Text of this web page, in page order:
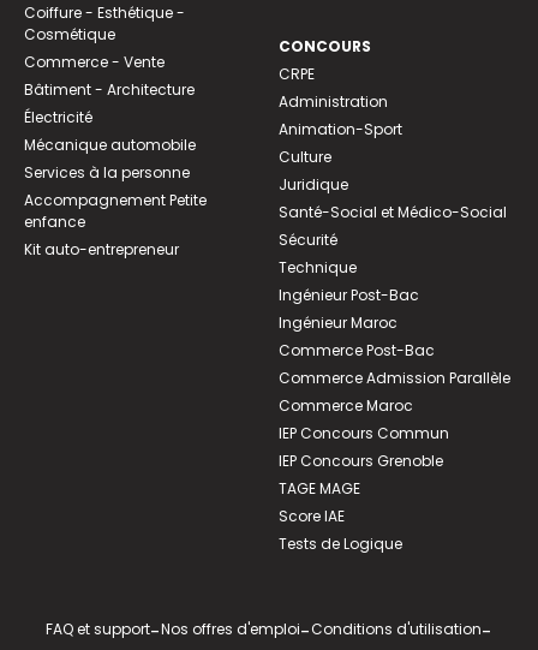
Coiffure - Esthétique -
Cosmétique
Commerce - Vente
Bâtiment - Architecture
Électricité
Mécanique automobile
Services à la personne
Accompagnement Petite
enfance
Kit auto-entrepreneur
CONCOURS
CRPE
Administration
Animation-Sport
Culture
Juridique
Santé-Social et Médico-Social
Sécurité
Technique
Ingénieur Post-Bac
Ingénieur Maroc
Commerce Post-Bac
Commerce Admission Parallèle
Commerce Maroc
IEP Concours Commun
IEP Concours Grenoble
TAGE MAGE
Score IAE
Tests de Logique
FAQ et support-Nos offres d'emploi-Conditions d'utilisation-